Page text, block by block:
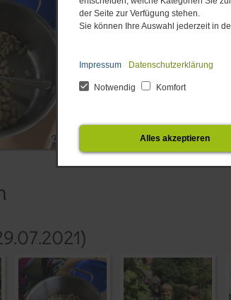
der Seite zur Verfügung stehen.
Sie können Ihre Auswahl jederzeit in
Impressum Datenschutzerklärung
Notwendig Komfort
Alles akzeptieren